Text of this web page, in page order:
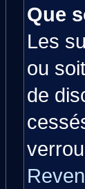
Que
Les
ou
de